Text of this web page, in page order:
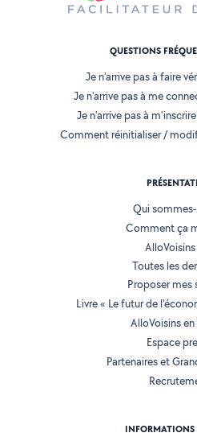
QUESTIONS
Je n'arrive pas à faire
Je n'arrive pas à me
Je n'arrive pas à
Comment réinitialiser /
Qui
Comment ça
Toutes les
Proposer mes
Livre « Le futur de
AlloVoisins en
Espace
Partenaires et
INFORMATIONS